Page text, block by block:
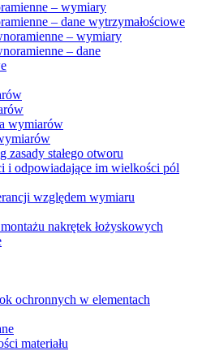
– wymiary
– dane wytrzymałościowe
– wymiary
– dane
wymiarów
zasady stałego otworu
i odpowiadające im wielkości pól
względem wymiaru
nakrętek łożyskowych
ochronnych w elementach
materiału